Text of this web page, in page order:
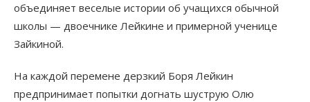
объединяет веселые истории об учащихся обычной
школы — двоечнике Лейкине и примерной ученице
Зайкиной.
На каждой перемене дерзкий Боря Лейкин
предпринимает попытки догнать шуструю Олю